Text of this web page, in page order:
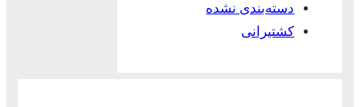
دسته‌بندی نشده
کشتیرانی